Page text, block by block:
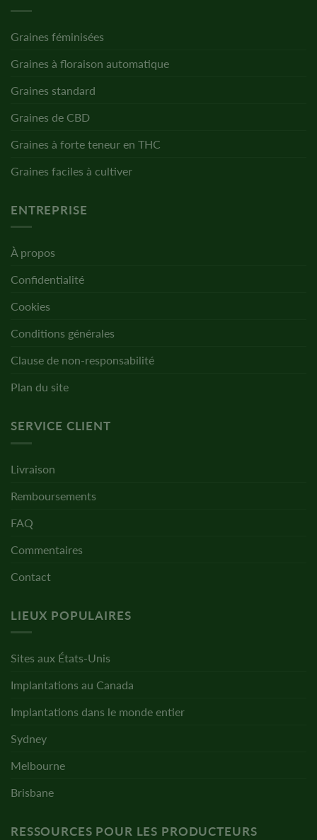
Graines féminisées
Graines à floraison automatique
Graines standard
Graines de CBD
Graines à forte teneur en THC
Graines faciles à cultiver
ENTREPRISE
À propos
Confidentialité
Cookies
Conditions générales
Clause de non-responsabilité
Plan du site
SERVICE CLIENT
Livraison
Remboursements
FAQ
Commentaires
Contact
LIEUX POPULAIRES
Sites aux États-Unis
Implantations au Canada
Implantations dans le monde entier
Sydney
Melbourne
Brisbane
RESSOURCES POUR LES PRODUCTEURS